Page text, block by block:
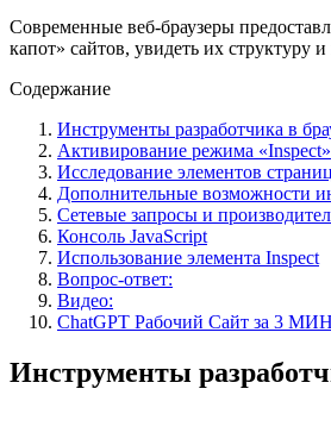
Современные веб-браузеры
капот» сайтов, увидеть их структуру
Содержание
Инструменты разработчика в
Активирование режима «Inspect»
Исследование элементов
Дополнительные возможности
Сетевые запросы и
Консоль JavaScript
Использование элемента Inspect
Вопрос-ответ:
Видео:
ChatGPT Рабочий Сайт за 3
Инструменты